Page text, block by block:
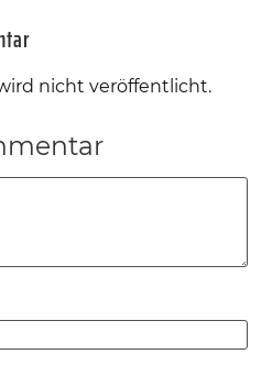
nicht veröffentlicht.